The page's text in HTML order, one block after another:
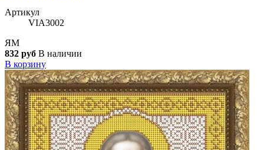
Артикул
VIA3002
ЯМ
832 руб В наличии
В корзину